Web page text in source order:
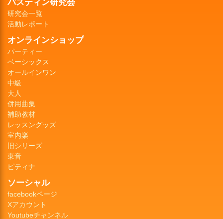
研究会一覧
活動レポート
オンラインショップ
パーティー
ベーシックス
オールインワン
中級
大人
併用曲集
補助教材
レッスングッズ
室内楽
旧シリーズ
東音
ピティナ
ソーシャル
facebookページ
Xアカウント
Youtubeチャンネル